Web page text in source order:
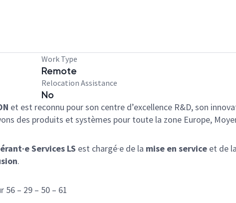
Work Type
Remote
Relocation Assistance
No
et est reconnu pour son centre d’excellence R&D, son
des produits et systèmes pour toute la zone Europe,
Services LS est chargé·e de la mise en service et de la
.
56 – 29 – 50 – 61